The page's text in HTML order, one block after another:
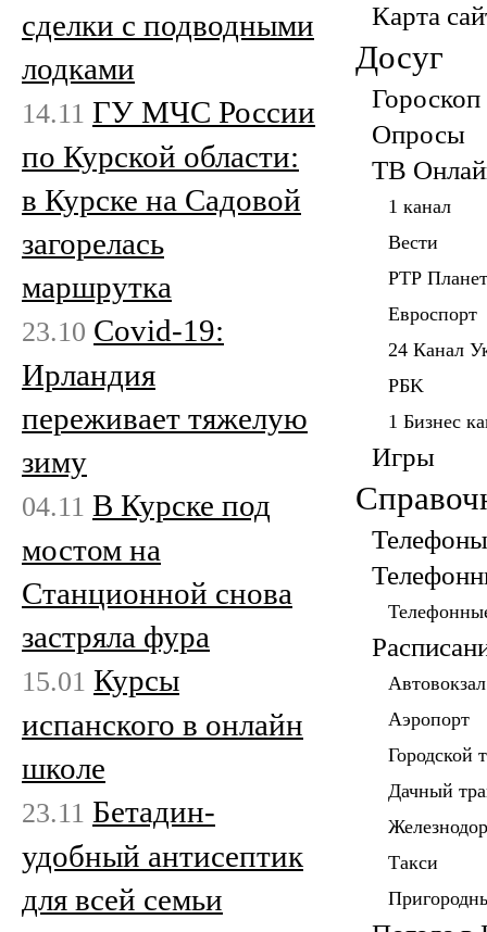
Карта
Досуг
Гороскоп
Опросы
ТВ
1 канал
Вести
РТР
Евроспорт
24 Канал
PБK
1 Бизнес
Игры
Автовокзал
Аэропорт
Городской
Дачный
Такси
сделки с подводными
лодками
14.11 ГУ МЧС России
по Курской области:
в Курске на Садовой
загорелась
маршрутка
23.10 Covid-19:
Ирландия
переживает тяжелую
зиму
04.11 В Курске под
мостом на
Станционной снова
застряла фура
15.01 Курсы
испанского в онлайн
школе
23.11 Бетадин-
удобный антисептик
для всей семьи